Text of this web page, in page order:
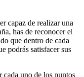
capaz de realizar una
has de reconocer el
que dentro de cada
podrás satisfacer sus
cada uno de los puntos